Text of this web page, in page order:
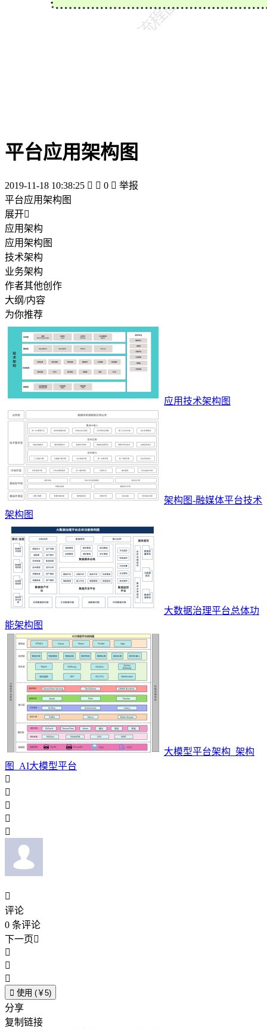
平台应用架构图
2019-11-18 10:38:25   0  举报
平台应用架构图
展开
应用架构
应用架构图
技术架构
业务架构
作者其他创作
大纲/内容
为你推荐
应用技术架构图
架构图-融媒体平台技术
架构图
大数据治理平台总体功
能架构图
大模型平台架构_架构
图_AI大模型平台






评论
0 条评论
下一页



 使用 (￥5)
分享
复制链接